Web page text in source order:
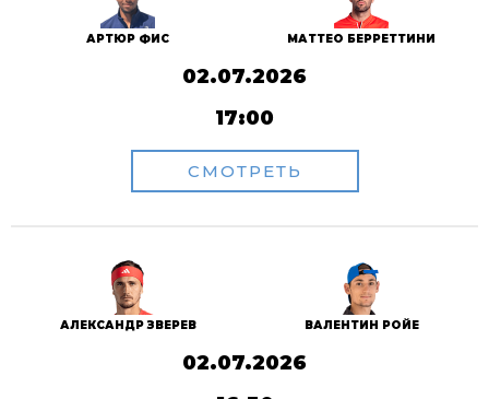
АРТЮР ФИС МАТТЕО БЕРРЕТТИНИ
02.07.2026
17:00
СМОТРЕТЬ
АЛЕКСАНДР ЗВЕРЕВ ВАЛЕНТИН РОЙЕ
02.07.2026